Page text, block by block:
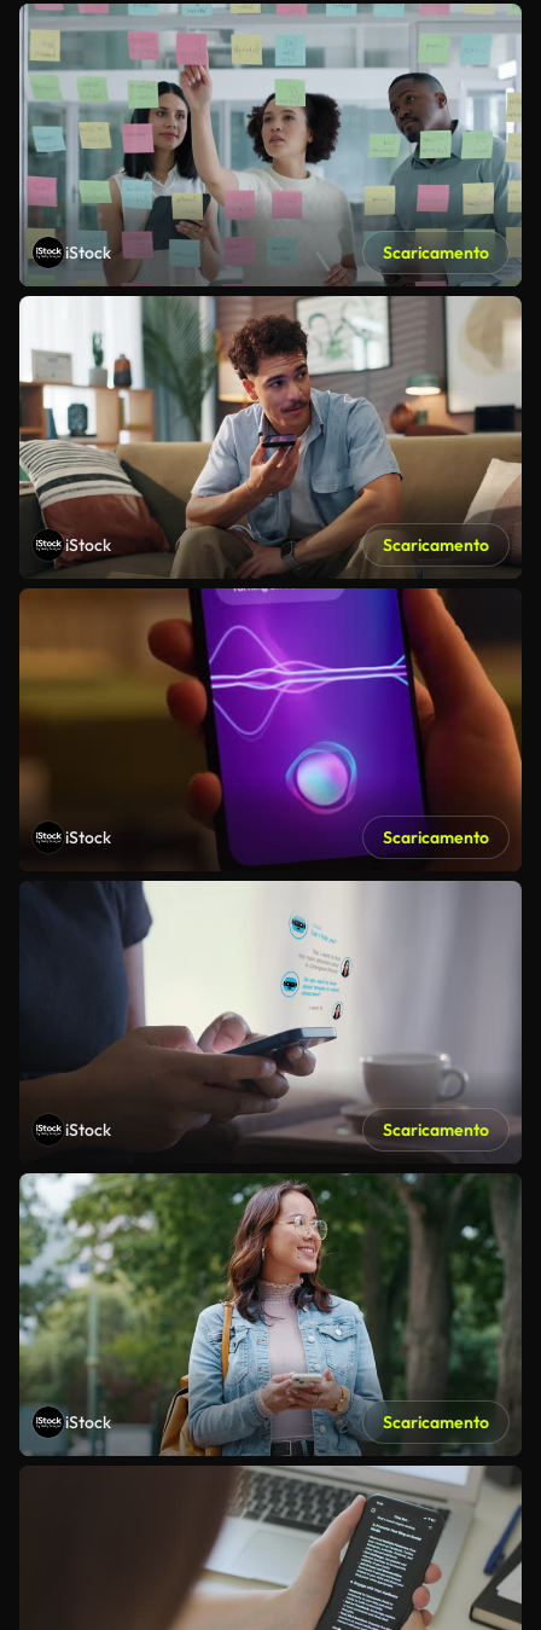
iStock Scaricamento
iStock Scaricamento
iStock Scaricamento
iStock Scaricamento
iStock Scaricamento